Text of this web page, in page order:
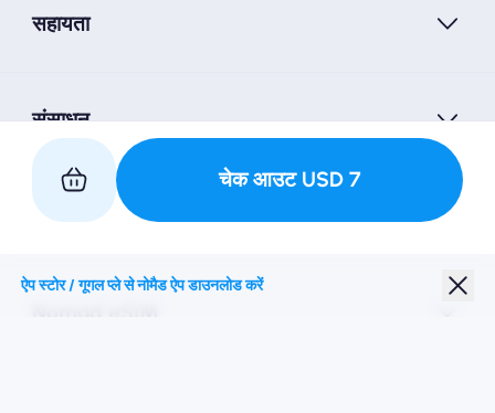
चेक आउट USD 7
सहायता
संसाधन
हमारे साथ साथी
ऐप स्टोर / गूगल प्ले से नोमैड ऐप डाउनलोड करें